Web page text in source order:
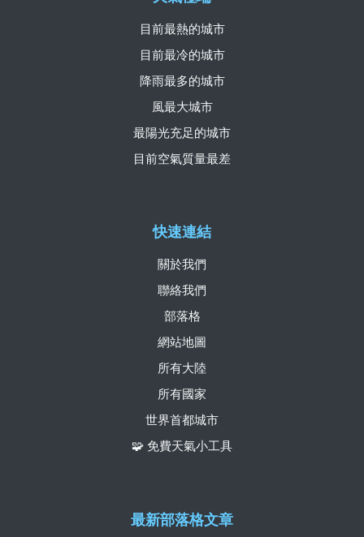
快速連結
關於我們
聯絡我們
部落格
網站地圖
所有大陸
所有國家
世界首都城市
🧩 免費天氣小工具
目前最熱的城市
目前最冷的城市
降雨最多的城市
風最大城市
最陽光充足的城市
目前空氣質量最差
最新部落格文章